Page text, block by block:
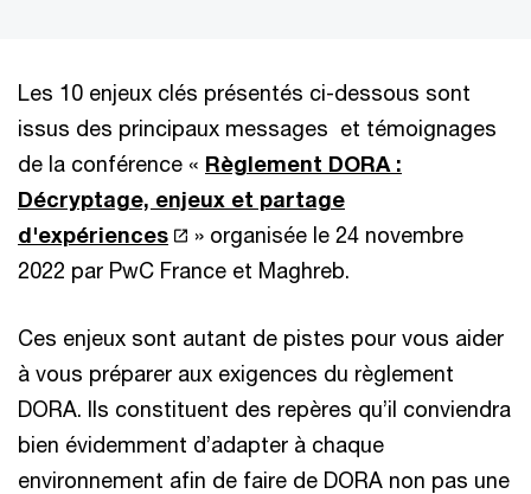
Les 10 enjeux clés présentés ci-dessous sont
issus des principaux messages et témoignages
de la conférence « Règlement DORA :
Décryptage, enjeux et partage
d'expériences
» organisée le 24 novembre
2022 par PwC France et Maghreb.
Ces enjeux sont autant de pistes pour vous aider
à vous préparer aux exigences du règlement
DORA. Ils constituent des repères qu’il conviendra
bien évidemment d’adapter à chaque
environnement afin de faire de DORA non pas une